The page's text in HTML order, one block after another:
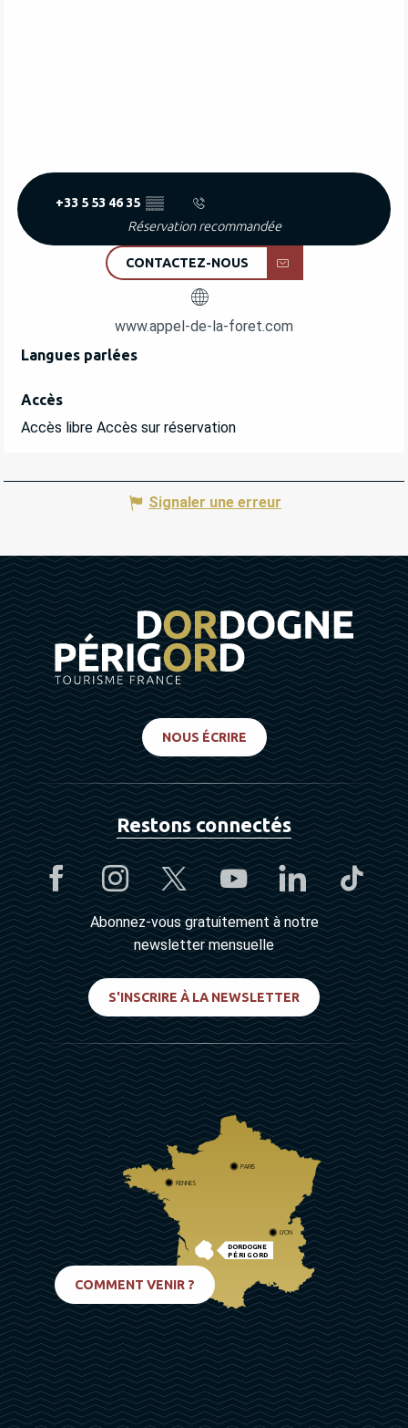
+33 5 53 46 35 ▒▒
Réservation recommandée
CONTACTEZ-NOUS
www.appel-de-la-foret.com
Langues parlées
Langues parlées
Accès
Accès
Accès libre Accès sur réservation
Signaler une erreur
NOUS ÉCRIRE
Restons connectés
Abonnez-vous gratuitement à notre
newsletter mensuelle
S'INSCRIRE À LA NEWSLETTER
DORDOGNE
PÉRIGORD
PARIS
RENNES
LYON
COMMENT VENIR ?